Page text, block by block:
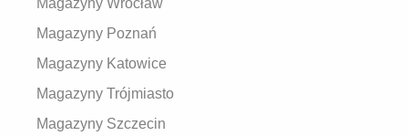
Magazyny Poznań
Magazyny Katowice
Magazyny Trójmiasto
Magazyny Szczecin